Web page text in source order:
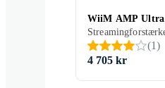
WiiM AMP Ultra
(1)
4 705 kr